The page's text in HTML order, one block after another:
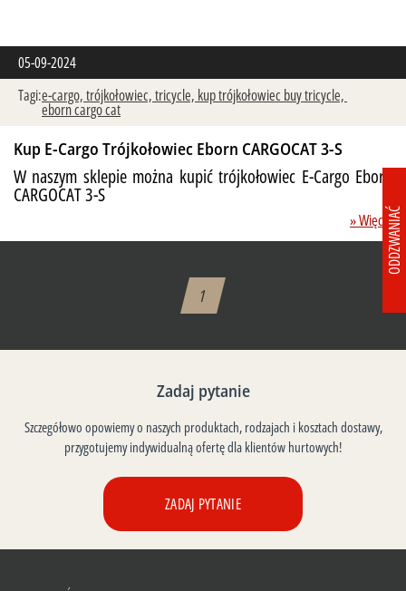
05-09-2024
Tagi:e-cargo,trójkołowiec,tricycle, kup trójkołowiec buy tricycle,
eborn cargo cat
Kup E-Cargo Trójkołowiec Eborn CARGOCAT 3-S
W naszym sklepie można kupić trójkołowiec E-Cargo Eborn
CARGOCAT 3-S
» Więcej
1
Zadaj pytanie
Szczegółowo opowiemy o naszych produktach, rodzajach i kosztach dostawy,
przygotujemy indywidualną ofertę dla klientów hurtowych!
ZADAJ PYTANIE
ODDZWANIAĆ